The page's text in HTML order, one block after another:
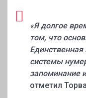
«Я долгое
том, что
Единственная
системы
запоминание
отметил